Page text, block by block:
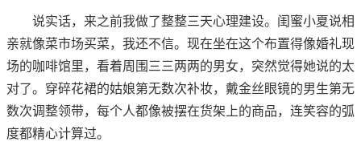
说实话，来之前我做了整整三天心理建设。闺蜜小夏说相
亲就像菜市场买菜，我还不信。现在坐在这个布置得像婚礼现
场的咖啡馆里，看着周围三三两两的男女，突然觉得她说的太
对了。穿碎花裙的姑娘第无数次补妆，戴金丝眼镜的男生第无
数次调整领带，每个人都像被摆在货架上的商品，连笑容的弧
度都精心计算过。